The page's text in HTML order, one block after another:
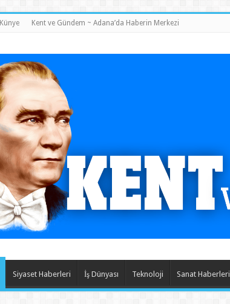
Künye Kent ve Gündem ~ Adana’da Haberin Merkezi
Siyaset Haberleri İş Dünyası Teknoloji Sanat Haberleri